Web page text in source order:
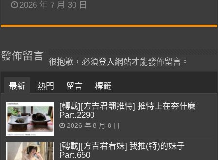
2026 年 7 月 30 日
發佈留言
很抱歉，必須登入網站才能發佈留言。
最新 熱門 留言 標籤
[轉載][方吉君翻推特] 推特上在夯什麼
Part.2290
2026 年 8 月 8 日
[轉載][方吉君看妹] 我推(特)的妹子
Part.650